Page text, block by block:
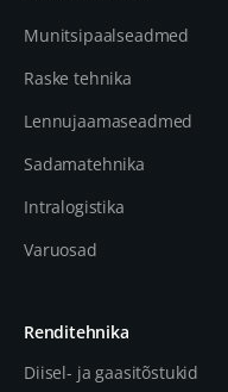
Munitsipaalseadmed
Raske tehnika
Lennujaamaseadmed
Sadamatehnika
Intralogistika
Varuosad
Renditehnika
Diisel- ja gaasitõstukid